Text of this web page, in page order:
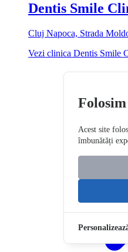
Dentis Smile
Cluj Napoca, Strada
Vezi clinica Dentis Smile
Acest site
îmbunătăți